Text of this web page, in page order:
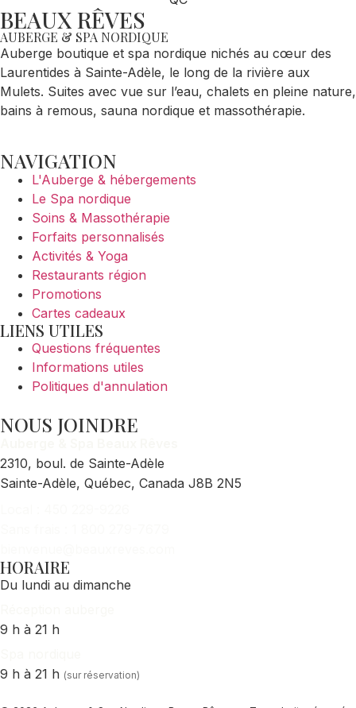
BEAUX RÊVES
AUBERGE & SPA NORDIQUE
Auberge boutique et spa nordique nichés au cœur des
Laurentides à Sainte-Adèle, le long de la rivière aux
Mulets. Suites avec vue sur l’eau, chalets en pleine nature,
bains à remous, sauna nordique et massothérapie.
NAVIGATION
L'Auberge & hébergements
Le Spa nordique
Soins & Massothérapie
Forfaits personnalisés
Activités & Yoga
Restaurants région
Promotions
Cartes cadeaux
LIENS UTILES
Questions fréquentes
Informations utiles
Politiques d'annulation
NOUS JOINDRE
2310, boul. de Sainte-Adèle
Sainte-Adèle, Québec, Canada J8B 2N5
HORAIRE
Du lundi au dimanche
9 h à 21 h
9 h à 21 h (sur réservation)